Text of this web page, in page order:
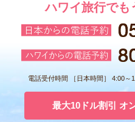
ハワイ旅行でも
電話受付時間 ［日本時間］ 4:00
最大10ドル割引 オ